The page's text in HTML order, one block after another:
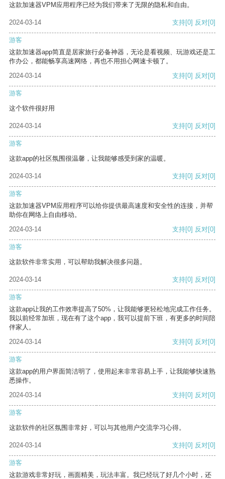
这款加速器VPM应用程序已经为我们带来了无限的隐私和自由。
2024-03-14 支持[0] 反对[0]
游客
这款加速器app简直是居家旅行必备神器，无论是看视频、玩游戏还是工
作办公，都能畅享高速网络，再也不用担心网速卡顿了。
2024-03-14
支持[0] 反对[0]
游客
这个软件很好用
2024-03-14 支持[0] 反对[0]
游客
这款app的社区氛围很温馨，让我能够感受到家的温暖。
2024-03-14 支持[0] 反对[0]
游客
这款加速器VPM应用程序可以给你提供最高速度和安全性的连接，并帮
助你在网络上自由移动。
2024-03-14
支持[0] 反对[0]
游客
这款软件非常实用，可以帮助我解决很多问题。
2024-03-14 支持[0] 反对[0]
游客
这款app让我的工作效率提高了50%，让我能够更轻松地完成工作任务。
我以前经常加班，现在有了这个app，我可以提前下班，有更多的时间陪
伴家人。
2024-03-14
支持[0] 反对[0]
游客
这款app的用户界面简洁明了，使用起来非常容易上手，让我能够快速熟
悉操作。
2024-03-14
支持[0] 反对[0]
游客
这款软件的社区氛围非常好，可以与其他用户交流学习心得。
2024-03-14 支持[0] 反对[0]
游客
这款游戏非常好玩，画面精美，玩法丰富。我已经玩了好几个小时，还